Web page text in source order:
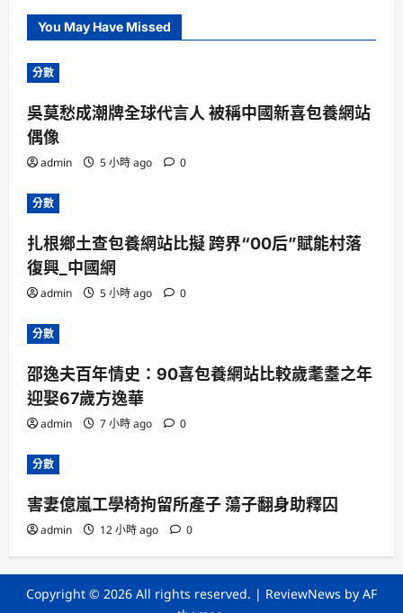
You May Have Missed
分數
吳莫愁成潮牌全球代言人 被稱中國新喜包養網站
偶像
admin 5 小時 ago 0
分數
扎根鄉土查包養網站比擬 跨界“00后”賦能村落
復興_中國網
admin 5 小時 ago 0
分數
邵逸夫百年情史：90喜包養網站比較歲耄耋之年
迎娶67歲方逸華
admin 7 小時 ago 0
分數
害妻億嵐工學椅拘留所產子 蕩子翻身助釋囚
admin 12 小時 ago 0
Copyright © 2026 All rights reserved. | ReviewNews by AF